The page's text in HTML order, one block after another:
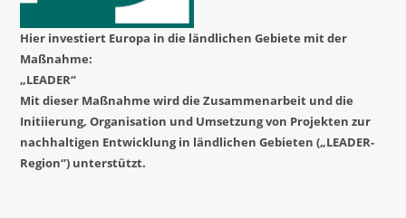
Hier investiert Europa in die ländlichen Gebiete mit der
Maßnahme:
„LEADER“
Mit dieser Maßnahme wird die Zusammenarbeit und die
Initiierung, Organisation und Umsetzung von Projekten zur
nachhaltigen Entwicklung in ländlichen Gebieten („LEADER-
Region“) unterstützt.